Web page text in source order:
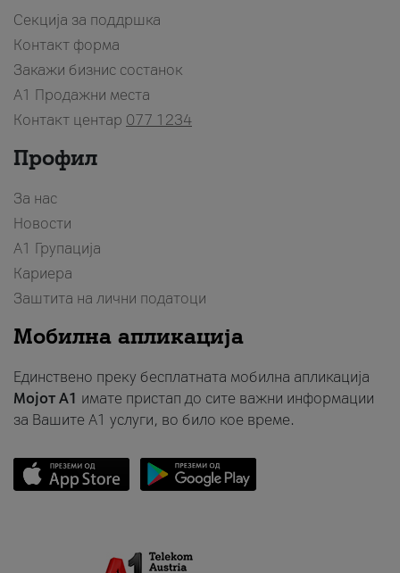
Секција за поддршка
Контакт форма
Закажи бизнис состанок
A1 Продажни места
Контакт центар 077 1234
Профил
За нас
Новости
А1 Групација
Кариера
Заштита на лични податоци
Мобилна апликација
Единствено преку бесплатната мобилна апликација
Мојот A1 имате пристап до сите важни информации
за Вашите A1 услуги, во било кое време.